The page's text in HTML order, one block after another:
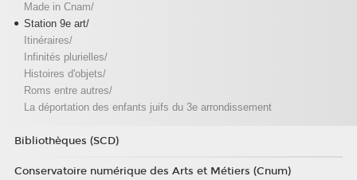
Made in Cnam/
Station 9e art/
Itinéraires/
Infinités plurielles/
Histoires d'objets/
Roms entre autres/
La déportation des enfants juifs du 3e arrondissement
Bibliothèques (SCD)
Conservatoire numérique des Arts et Métiers (Cnum)